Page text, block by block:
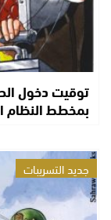
توقيت دخول
بمخطط النظام
جديد التسريبات